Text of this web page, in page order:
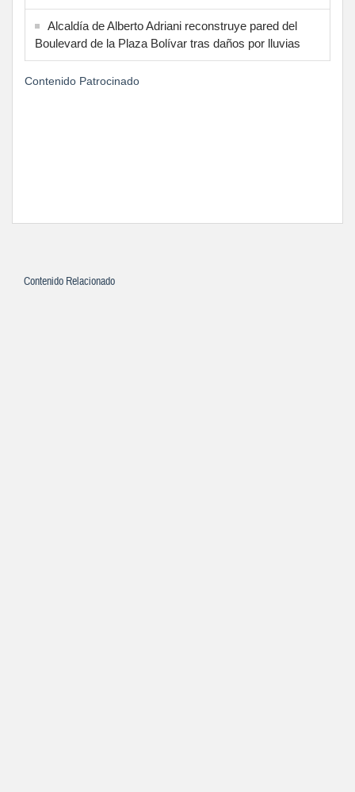
Alcaldía de Alberto Adriani reconstruye pared del
Boulevard de la Plaza Bolívar tras daños por lluvias
Contenido Patrocinado
Contenido Relacionado